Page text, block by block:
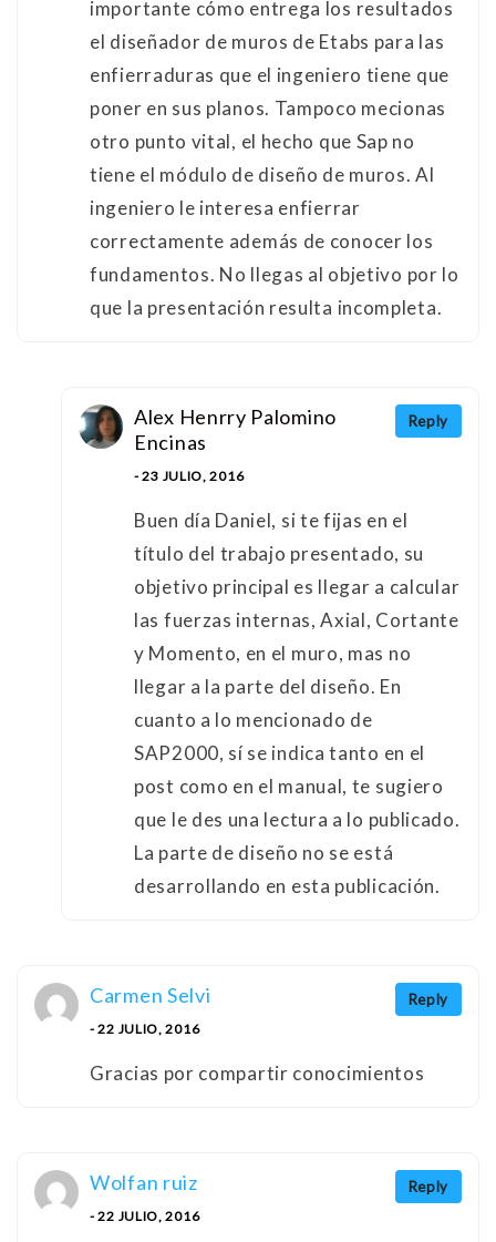
importante cómo entrega los resultados
el diseñador de muros de Etabs para las
enfierraduras que el ingeniero tiene que
poner en sus planos. Tampoco mecionas
otro punto vital, el hecho que Sap no
tiene el módulo de diseño de muros. Al
ingeniero le interesa enfierrar
correctamente además de conocer los
fundamentos. No llegas al objetivo por lo
que la presentación resulta incompleta.
Reply
Alex Henrry Palomino
Encinas
- 23 JULIO, 2016
Buen día Daniel, si te fijas en el
título del trabajo presentado, su
objetivo principal es llegar a calcular
las fuerzas internas, Axial, Cortante
y Momento, en el muro, mas no
llegar a la parte del diseño. En
cuanto a lo mencionado de
SAP2000, sí se indica tanto en el
post como en el manual, te sugiero
que le des una lectura a lo publicado.
La parte de diseño no se está
desarrollando en esta publicación.
Reply
Carmen Selvi
- 22 JULIO, 2016
Gracias por compartir conocimientos
Reply
Wolfan ruiz
- 22 JULIO, 2016